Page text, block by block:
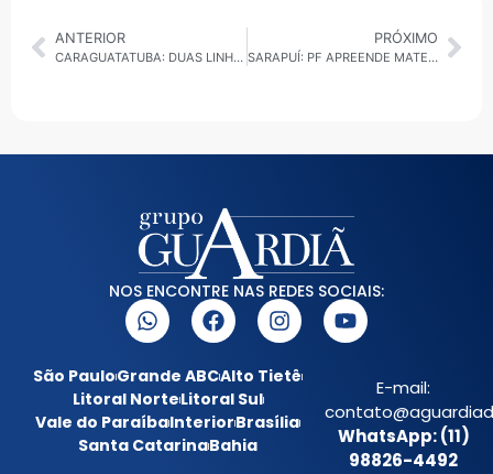
ANTERIOR
CARAGUATATUBA: DUAS LINHAS DE ÔNIBUS AMPLIADAS
PRÓXIMO
SARAPUÍ: PF APREENDE MATERIAL DE ABUSO SEXUAL INFANTOJUVENIL EM OPERAÇÃO
NOS ENCONTRE NAS REDES SOCIAIS:
São PauloGrande ABCAlto Tietê
Litoral NorteLitoral Sul
Vale do ParaíbaInteriorBrasília
Santa CatarinaBahia
E-mail:
WhatsApp: (11)
98826-4492